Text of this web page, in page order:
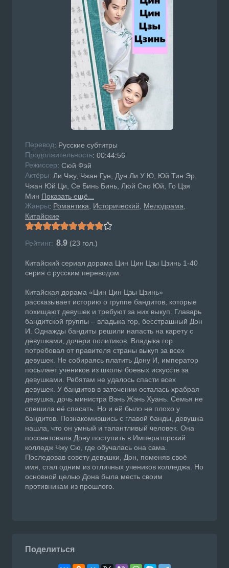
Перевод: Русские субтитры
Продолжительность: 00:44:56
Режисcер: Сюй Фэй
Актёры: Ли Чжу, Чжан Гун, Дун Ли У Ю, Юй Тин Эр,
Чжан Юй Ци, Се Бинь Бинь, Люй Сяо Юй, Го Цзя
Мин Показать ещё...
Жанры: Романтика Исторический
Мелодрама
Китайские
Рейтинг: 8.9 (23 гол.)
Китайский сериал дорама Цин Цин Цзы Цзинь 1-40
серия с русским переводом.
Китайская дорама «Цин Цин Цзы Цзинь»
рассказывает историю о группе бандитов, которые
похищают девушек и требуют за них выкуп. Главарь
бандитской группы – владыка гор, бесстрашный Дон
И. Однажды бандиты решили напасть на карету с
девушками, дочери политиков. Владыка гор
потребовал от правителя страны выкуп за всех
девушек. Не собираясь платить Дону И, император
посылает учеников из школы боевых искусств за
девушками. Ребятам не удалось спасти всех
девушек. У бандитов в заточении осталась храбрая
девушка, дочь министра Вэнь Жэнь Хуань. Семья не
спешила её спасать. Но и ей было не плохо у
бандитов. Познакомившись с главой банды, девушка
нашла, что он умный и талантливый человек. Она
посоветовала Дону поступить в Императорский
колледж Чжу Сю, где обучалась она сама.
Последовав совету девушки, Дон, поменяв своё
имя, стал одним из отличных учеников колледжа. Но
основной целью Дона была месть своим
противникам из прошлого.
Поделиться